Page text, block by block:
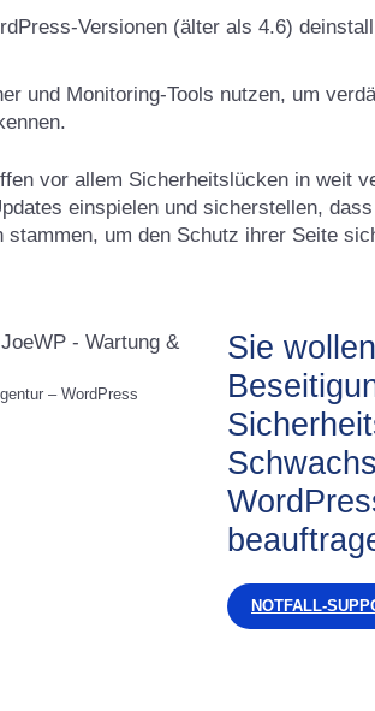
Versionen (älter als 4.6)
und Monitoring-Tools nutzen, um
vor allem Sicherheitslücken in weit
einspielen und sicherstellen,
stammen, um den Schutz ihrer Seite
– WordPress
Sie
NOTFALL-